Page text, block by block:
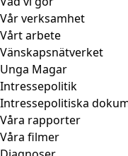
Vår verksamhet
Vårt arbete
Vänskapsnätverket
Unga Magar
Intressepolitik
Intressepolitiska
Våra rapporter
Våra filmer